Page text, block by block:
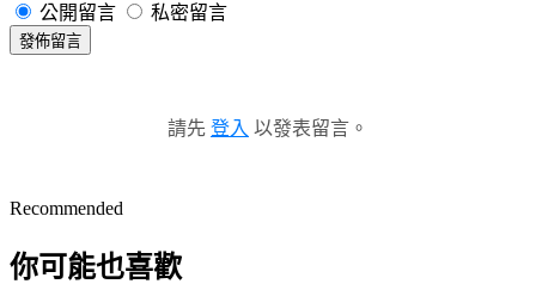
公開留言 私密留言
發佈留言
請先 登入 以發表留言。
Recommended
你可能也喜歡